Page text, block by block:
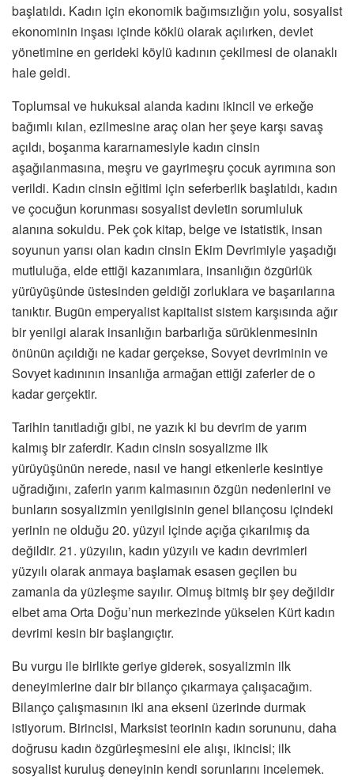
başlatıldı. Kadın için ekonomik bağımsızlığın yolu, sosyalist
ekonominin inşası içinde köklü olarak açılırken, devlet
yönetimine en gerideki köylü kadının çekilmesi de olanaklı
hale geldi.
Toplumsal ve hukuksal alanda kadını ikincil ve erkeğe
bağımlı kılan, ezilmesine araç olan her şeye karşı savaş
açıldı, boşanma kararnamesiyle kadın cinsin
aşağılanmasına, meşru ve gayrimeşru çocuk ayrımına son
verildi. Kadın cinsin eğitimi için seferberlik başlatıldı, kadın
ve çocuğun korunması sosyalist devletin sorumluluk
alanına sokuldu. Pek çok kitap, belge ve istatistik, insan
soyunun yarısı olan kadın cinsin Ekim Devrimiyle yaşadığı
mutluluğa, elde ettiği kazanımlara, insanlığın özgürlük
yürüyüşünde üstesinden geldiği zorluklara ve başarılarına
tanıktır. Bugün emperyalist kapitalist sistem karşısında ağır
bir yenilgi alarak insanlığın barbarlığa sürüklenmesinin
önünün açıldığı ne kadar gerçekse, Sovyet devriminin ve
Sovyet kadınının insanlığa armağan ettiği zaferler de o
kadar gerçektir.
Tarihin tanıtladığı gibi, ne yazık ki bu devrim de yarım
kalmış bir zaferdir. Kadın cinsin sosyalizme ilk
yürüyüşünün nerede, nasıl ve hangi etkenlerle kesintiye
uğradığını, zaferin yarım kalmasının özgün nedenlerini ve
bunların sosyalizmin yenilgisinin genel bilançosu içindeki
yerinin ne olduğu 20. yüzyıl içinde açığa çıkarılmış da
değildir. 21. yüzyılın, kadın yüzyılı ve kadın devrimleri
yüzyılı olarak anmaya başlamak esasen geçilen bu
zamanla da yüzleşme sayılır. Olmuş bitmiş bir şey değildir
elbet ama Orta Doğu’nun merkezinde yükselen Kürt kadın
devrimi kesin bir başlangıçtır.
Bu vurgu ile birlikte geriye giderek, sosyalizmin ilk
deneyimlerine dair bir bilanço çıkarmaya çalışacağım.
Bilanço çalışmasının iki ana ekseni üzerinde durmak
istiyorum. Birincisi, Marksist teorinin kadın sorununu, daha
doğrusu kadın özgürleşmesini ele alışı, ikincisi; ilk
sosyalist kuruluş deneyinin kendi sorunlarını incelemek.